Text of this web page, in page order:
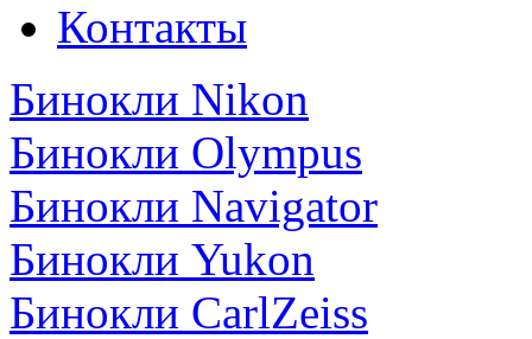
Контакты
Бинокли Nikon
Бинокли Olympus
Бинокли Navigator
Бинокли Yukon
Бинокли CarlZeiss